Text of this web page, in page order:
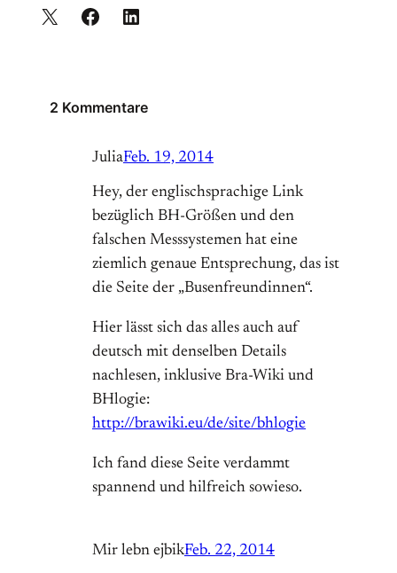
2 Kommentare
JuliaFeb. 19, 2014
Hey, der englischsprachige Link
bezüglich BH-Größen und den
falschen Messsystemen hat eine
ziemlich genaue Entsprechung, das ist
die Seite der „Busenfreundinnen“.
Hier lässt sich das alles auch auf
deutsch mit denselben Details
nachlesen, inklusive Bra-Wiki und
BHlogie:
http://brawiki.eu/de/site/bhlogie
Ich fand diese Seite verdammt
spannend und hilfreich sowieso.
Mir lebn ejbikFeb. 22, 2014